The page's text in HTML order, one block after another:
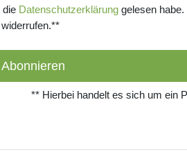
die Daten­schutz­erklärunggelesen habe.
Abonnieren
** Hierbei handelt es sich um ein